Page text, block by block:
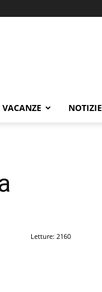
VACANZE NOTIZIE
Letture: 2160